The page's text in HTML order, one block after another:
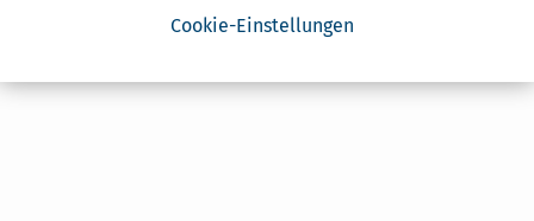
Cookie-Einstellungen